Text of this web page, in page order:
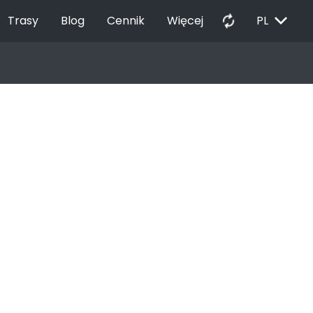
Trasy Blog Cennik Więcej autorenew PL EXPAND_MORE